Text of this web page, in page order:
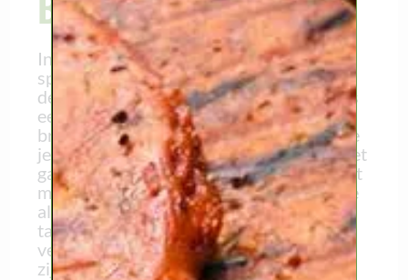
In veel Belgische huishoudens is er een
specifieke traditie om gourmetstellen op
de kersttafel te zetten. Een gourmetstel is
een kleine installatie met alcohol als
brandstof, en een klein pannetje waarin je
je vegan vlees naar keuze kunt bakken. Het
gaat meestal gepaard met een koud buffet
met groenten en sauzen. Het idee is dat je
als gezin samenkomt en je vlees rond de
tafel bakt. Het is erg leuk en je kunt veel
verschillende dingen proberen, want ze
zijn klein.